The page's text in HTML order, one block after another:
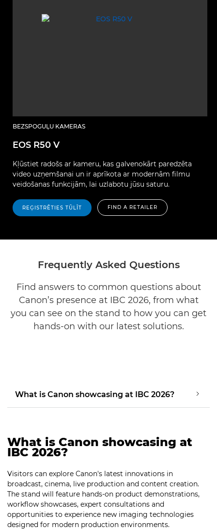
BEZSPOGUĻU KAMERAS
EOS R50 V
Kļūstiet radošs ar kameru, kas galvenokārt paredzēta
video uzņemšanai un ir aprīkota ar modernām filmu
veidošanas funkcijām, lai uzlabotu jūsu saturu.
REĢISTRĒTIES TŪLĪT FIND A RETAILER
Frequently Asked Questions
Find answers to common questions about
Canon’s presence at IBC 2026, from what
you can see on the stand to how you can get
hands-on with our latest solutions.
What is Canon showcasing at IBC 2026?
What is Canon showcasing at
IBC 2026?
Visitors can explore Canon's latest innovations in
broadcast, cinema, live production and content creation.
The stand will feature hands-on product demonstrations,
workflow showcases, expert consultations and
opportunities to experience new imaging technologies
designed for modern production environments.